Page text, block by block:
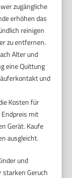
zugängliche
erhöhen das
reinigen
zu entfernen.
Alter und
eine Quittung
und
Kosten für
Endpreis mit
Gerät. Kaufe
ausgleicht.
und
starken Geruch